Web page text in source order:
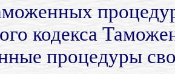
кодекса
процедуры